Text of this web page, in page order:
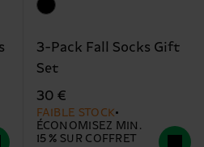
3-Pack Fall Socks Gift
Set
30 €
FAIBLE STOCK
ÉCONOMISEZ MIN.
15 % SUR COFFRET